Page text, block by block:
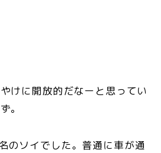
けに開放的だなーと思ってい
。
のソイでした。普通に車が通